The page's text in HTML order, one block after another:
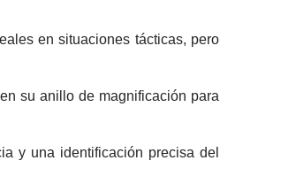
en situaciones tácticas, pero
su anillo de magnificación para
y una identificación precisa del